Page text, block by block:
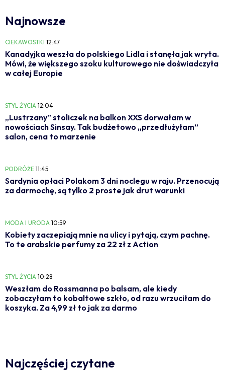
Najnowsze
CIEKAWOSTKI 12:47
Kanadyjka weszła do polskiego Lidla i stanęła jak wryta.
Mówi, że większego szoku kulturowego nie doświadczyła
w całej Europie
STYL ŻYCIA 12:04
„Lustrzany” stoliczek na balkon XXS dorwałam w
nowościach Sinsay. Tak budżetowo „przedłużyłam”
salon, cena to marzenie
PODRÓŻE 11:45
Sardynia opłaci Polakom 3 dni noclegu w raju. Przenocują
za darmochę, są tylko 2 proste jak drut warunki
MODA I URODA 10:59
Kobiety zaczepiają mnie na ulicy i pytają, czym pachnę.
To te arabskie perfumy za 22 zł z Action
STYL ŻYCIA 10:28
Weszłam do Rossmanna po balsam, ale kiedy
zobaczyłam to kobaltowe szkło, od razu wrzuciłam do
koszyka. Za 4,99 zł to jak za darmo
Najczęściej czytane